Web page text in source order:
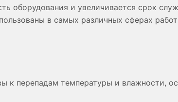
оборудования и увеличивается срок
в самых различных сферах
к перепадам температуры и влажности,